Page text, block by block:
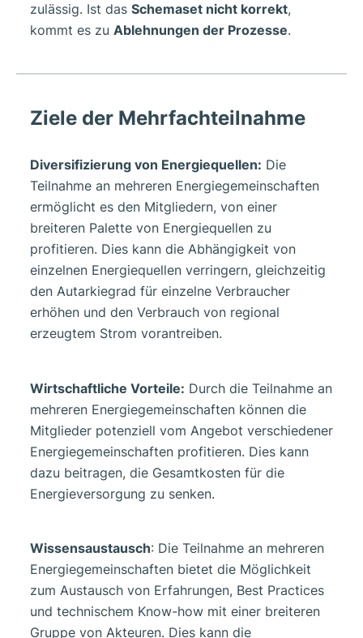
zulässig. Ist das Schemaset nicht korrekt,
kommt es zu Ablehnungen der Prozesse.
Ziele der Mehrfachteilnahme
Diversifizierung von Energiequellen: Die
Teilnahme an mehreren Energiegemeinschaften
ermöglicht es den Mitgliedern, von einer
breiteren Palette von Energiequellen zu
profitieren. Dies kann die Abhängigkeit von
einzelnen Energiequellen verringern, gleichzeitig
den Autarkiegrad für einzelne Verbraucher
erhöhen und den Verbrauch von regional
erzeugtem Strom vorantreiben.
Wirtschaftliche Vorteile: Durch die Teilnahme an
mehreren Energiegemeinschaften können die
Mitglieder potenziell vom Angebot verschiedener
Energiegemeinschaften profitieren. Dies kann
dazu beitragen, die Gesamtkosten für die
Energieversorgung zu senken.
Wissensaustausch: Die Teilnahme an mehreren
Energiegemeinschaften bietet die Möglichkeit
zum Austausch von Erfahrungen, Best Practices
und technischem Know-how mit einer breiteren
Gruppe von Akteuren. Dies kann die